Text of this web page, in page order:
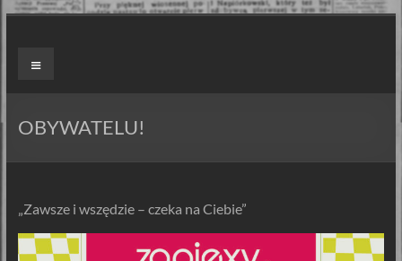
Skip
ZAPIEXY
–
SMAK
ORYGINALNE!
Menu
OBYWATELU!
„Zawsze i wszędzie – czeka na Ciebie”